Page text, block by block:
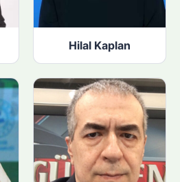
Hilal Kaplan